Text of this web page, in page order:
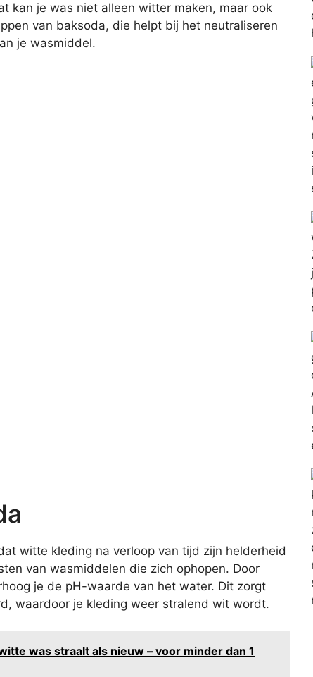
kan je was niet alleen witter maken, maar ook
van baksoda, die helpt bij het neutraliseren
je wasmiddel.
witte kleding na verloop van tijd zijn helderheid
van wasmiddelen die zich ophopen. Door
je de pH-waarde van het water. Dit zorgt
waardoor je kleding weer stralend wit wordt.
was straalt als nieuw – voor minder dan 1